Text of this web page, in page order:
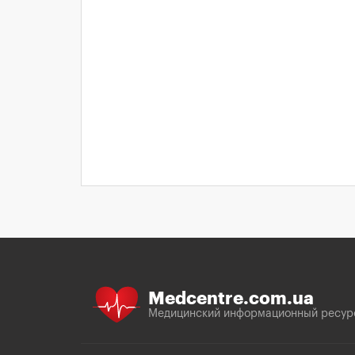
Medcentre.com.ua
Медицинский информационный